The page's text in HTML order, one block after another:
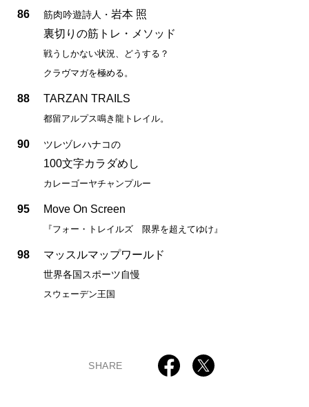
86 筋肉吟遊詩人・ 岩本 照
裏切りの筋トレ・メソッド
戦うしかない状況、どうする？
クラヴマガを極める。
88 TARZAN TRAILS
都留アルプス鳴き龍トレイル。
90 ツレヅレハナコの
100文字カラダめし
カレーゴーヤチャンプルー
95 Move On Screen
『フォー・トレイルズ 限界を超えてゆけ』
98 マッスルマップワールド
世界各国スポーツ自慢
スウェーデン王国
SHARE